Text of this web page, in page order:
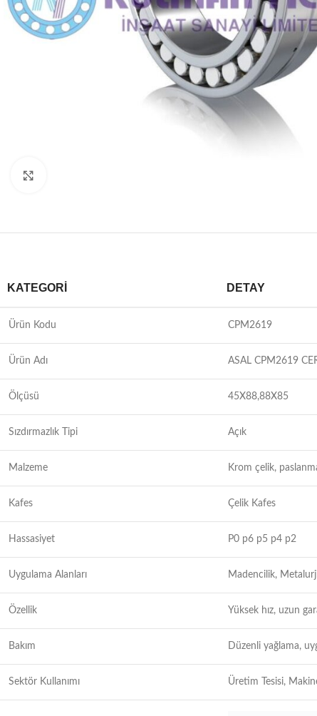
KATEGORI DETAY
Ürün Kodu CPM2619
Ürün Adı ASAL CPM2619
Ölçüsü 45X88,88X85
Sızdırmazlık Tipi Açık
Malzeme Krom çelik,
Kafes Çelik Kafes
Hassasiyet P0 p6 p5 p4 p2
Uygulama Alanları Madencilik,
Özellik Yüksek hız, uzun
Bakım Düzenli yağlama,
Sektör Kullanımı Üretim Tesisi,